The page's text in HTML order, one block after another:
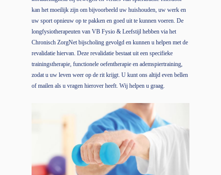
kan het moeilijk zijn om bijvoorbeeld uw huishouden, uw werk en
uw sport opnieuw op te pakken en goed uit te kunnen voeren. De
longfysiotherapeuten van VB Fysio & Leefstijl hebben via het
Chronisch ZorgNet bijscholing gevolgd en kunnen u helpen met de
revalidatie hiervan. Deze revalidatie bestaat uit een specifieke
trainingstherapie, functionele oefentherapie en ademspiertraining,
zodat u uw leven weer op de rit krijgt. U kunt ons altijd even bellen
of mailen als u vragen hierover heeft. Wij helpen u graag.